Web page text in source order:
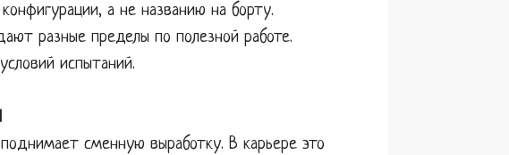
а не названию на борту.
разные пределы по полезной работе.
испытаний.
сменную выработку. В карьере это